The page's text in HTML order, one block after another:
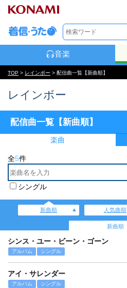
音楽
TOP > レインボー > 配信曲一覧【新曲順】
レインボー
配信曲一覧【新曲順】
楽曲
全5件
シングル
新曲順 人気曲順
新曲順
シンス・ユー・ビーン・ゴーン
アルバム シングル
アイ・サレンダー
アルバム シングル